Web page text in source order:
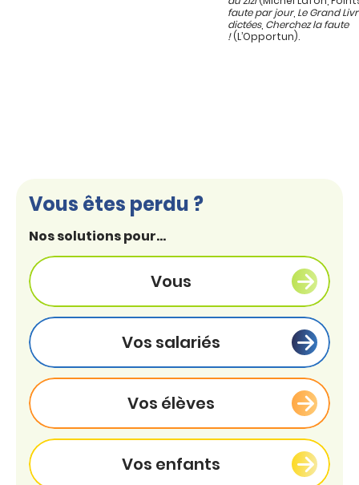
faute par jour, Le Grand
dictées, Cherchez la faute
!(L’Opportun).
Vous êtes perdu ?
Nos solutions pour...
Vous
Vos salariés
Vos élèves
Vos enfants